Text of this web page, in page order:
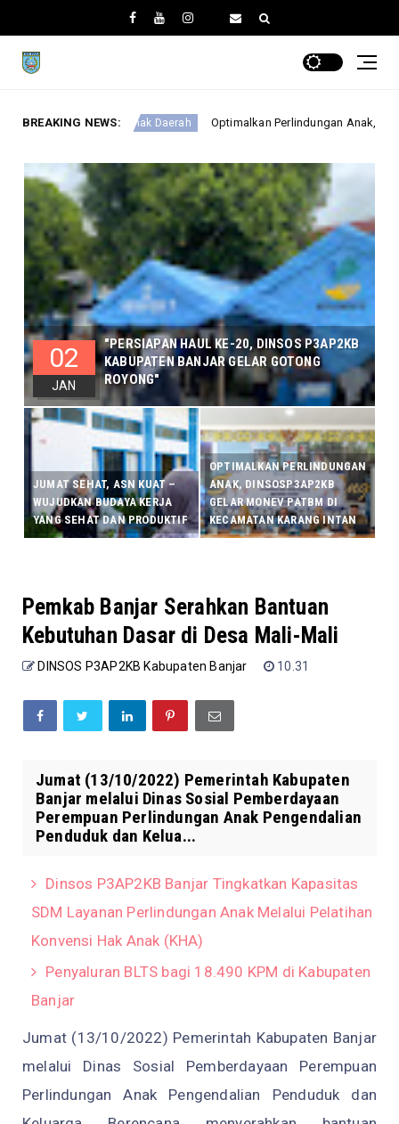
BREAKING NEWS:
Optimalkan Perlindungan Anak, DINSOSP3AP2KB Gelar Monev
"PERSIAPAN HAUL KE-20, DINSOS P3AP2KB
KABUPATEN BANJAR GELAR GOTONG
ROYONG"
02
JAN
JUMAT SEHAT, ASN KUAT –
WUJUDKAN BUDAYA KERJA
YANG SEHAT DAN PRODUKTIF
OPTIMALKAN PERLINDUNGAN
ANAK, DINSOSP3AP2KB
GELAR MONEV PATBM DI
KECAMATAN KARANG INTAN
Pemkab Banjar Serahkan Bantuan
Kebutuhan Dasar di Desa Mali-Mali
DINSOS P3AP2KB Kabupaten Banjar 10.31
Jumat (13/10/2022) Pemerintah Kabupaten
Banjar melalui Dinas Sosial Pemberdayaan
Perempuan Perlindungan Anak Pengendalian
Penduduk dan Kelua...
Dinsos P3AP2KB Banjar Tingkatkan Kapasitas
SDM Layanan Perlindungan Anak Melalui Pelatihan
Konvensi Hak Anak (KHA)
Penyaluran BLTS bagi 18.490 KPM di Kabupaten
Banjar
Jumat (13/10/2022) Pemerintah Kabupaten Banjar
melalui Dinas Sosial Pemberdayaan Perempuan
Perlindungan Anak Pengendalian Penduduk dan